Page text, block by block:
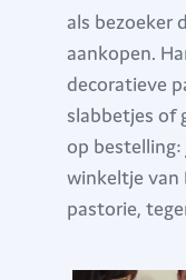
als bezoeker
aankopen.
decoratieve
slabbetjes of
op
winkeltje van
pastorie,